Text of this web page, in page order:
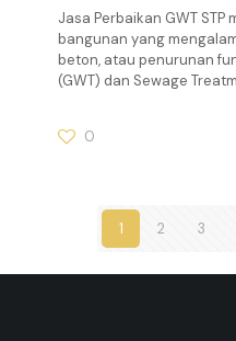
Jasa Perbaikan GWT
bangunan yang
beton, atau penurunan
(GWT) dan Sewage
0
1 2 3